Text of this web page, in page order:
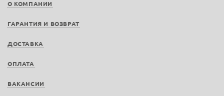
О КОМПАНИИ
ГАРАНТИЯ И ВОЗВРАТ
ДОСТАВКА
ОПЛАТА
ВАКАНСИИ